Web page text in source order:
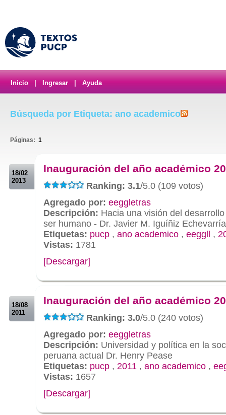
Inicio Ingresar Ayuda
Búsqueda por Etiqueta: ano academico
Páginas: 1
18/02
2013
Inauguración del año académico
Ranking: 3.1/5.0 (109 votos)
Agregado por: eeggletras
Descripción: Hacia una visión del
ser humano - Dr. Javier M. Iguíñiz Echevarría
Etiquetas: pucp , ano academico , eeggll ,
Vistas: 1781
[Descargar]
18/08
2011
Inauguración del año académico
Ranking: 3.0/5.0 (240 votos)
Agregado por: eeggletras
Descripción: Universidad y política en la
peruana actual Dr. Henry Pease
Etiquetas: pucp , 2011 , ano academico ,
Vistas: 1657
[Descargar]